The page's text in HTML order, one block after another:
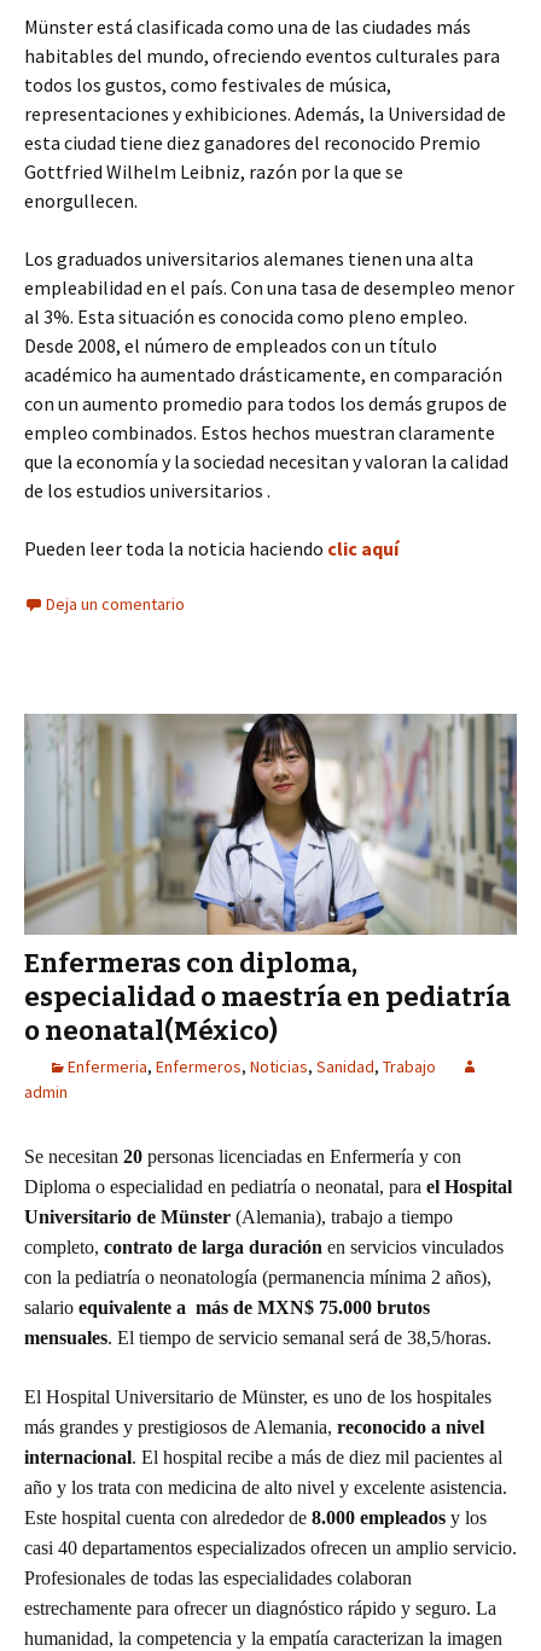
Münster está clasificada como una de las ciudades más
habitables del mundo, ofreciendo eventos culturales para
todos los gustos, como festivales de música,
representaciones y exhibiciones. Además, la Universidad de
esta ciudad tiene diez ganadores del reconocido Premio
Gottfried Wilhelm Leibniz, razón por la que se
enorgullecen.
Los graduados universitarios alemanes tienen una alta
empleabilidad en el país. Con una tasa de desempleo menor
al 3%. Esta situación es conocida como pleno empleo.
Desde 2008, el número de empleados con un título
académico ha aumentado drásticamente, en comparación
con un aumento promedio para todos los demás grupos de
empleo combinados. Estos hechos muestran claramente
que la economía y la sociedad necesitan y valoran la calidad
de los estudios universitarios .
Pueden leer toda la noticia haciendo clic aquí
Deja un comentario
Enfermeras con diploma,
especialidad o maestría en pediatría
o neonatal(México)
Enfermeria, Enfermeros, Noticias, Sanidad, Trabajo
admin
Se necesitan 20 personas licenciadas en Enfermería y con
Diploma o especialidad en pediatría o neonatal, para el Hospital
Universitario de Münster (Alemania), trabajo a tiempo
completo, contrato de larga duración en servicios vinculados
con la pediatría o neonatología (permanencia mínima 2 años),
salario equivalente a más de MXN$ 75.000 brutos
mensuales. El tiempo de servicio semanal será de 38,5/horas.
El Hospital Universitario de Münster, es uno de los hospitales
más grandes y prestigiosos de Alemania, reconocido a nivel
internacional. El hospital recibe a más de diez mil pacientes al
año y los trata con medicina de alto nivel y excelente asistencia.
Este hospital cuenta con alrededor de 8.000 empleados y los
casi 40 departamentos especializados ofrecen un amplio servicio.
Profesionales de todas las especialidades colaboran
estrechamente para ofrecer un diagnóstico rápido y seguro. La
humanidad, la competencia y la empatía caracterizan la imagen